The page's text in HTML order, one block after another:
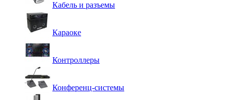
Кабель и разъемы
Караоке
Контроллеры
Конференц-системы